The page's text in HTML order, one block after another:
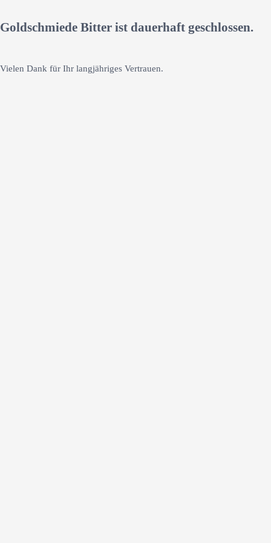
Goldschmiede Bitter ist dauerhaft geschlossen.
Vielen Dank für Ihr langjähriges Vertrauen.